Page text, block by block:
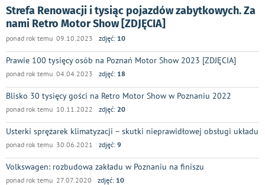
Strefa Renowacji i tysiąc pojazdów zabytkowych. Za
nami Retro Motor Show [ZDJĘCIA]
ponad rok temu 09.10.2023 zdjęć: 10
Prawie 100 tysięcy osób na Poznań Motor Show 2023 [ZDJĘCIA]
ponad rok temu 04.04.2023 zdjęć: 18
Blisko 30 tysięcy gości na Retro Motor Show w Poznaniu 2022
ponad rok temu 10.11.2022 zdjęć: 20
Usterki sprężarek klimatyzacji – skutki nieprawidłowej obsługi układu
ponad rok temu 30.06.2021 zdjęć: 9
Volkswagen: rozbudowa zakładu w Poznaniu na finiszu
ponad rok temu 27.07.2020 zdjęć: 10